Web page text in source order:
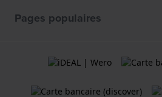
Pages populaires